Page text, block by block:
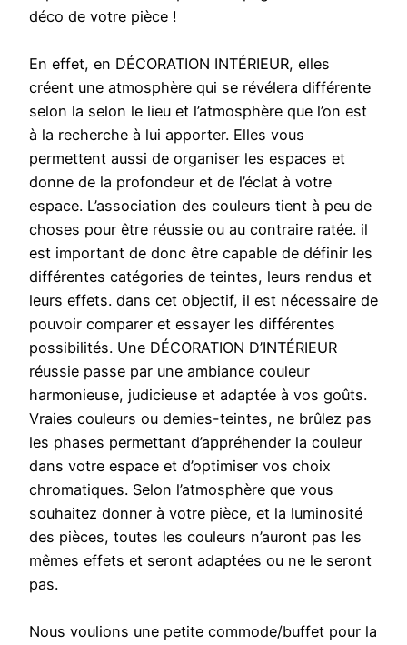
déco de votre pièce !
En effet, en DÉCORATION INTÉRIEUR, elles
créent une atmosphère qui se révélera différente
selon la selon le lieu et l’atmosphère que l’on est
à la recherche à lui apporter. Elles vous
permettent aussi de organiser les espaces et
donne de la profondeur et de l’éclat à votre
espace. L’association des couleurs tient à peu de
choses pour être réussie ou au contraire ratée. il
est important de donc être capable de définir les
différentes catégories de teintes, leurs rendus et
leurs effets. dans cet objectif, il est nécessaire de
pouvoir comparer et essayer les différentes
possibilités. Une DÉCORATION D’INTÉRIEUR
réussie passe par une ambiance couleur
harmonieuse, judicieuse et adaptée à vos goûts.
Vraies couleurs ou demies-teintes, ne brûlez pas
les phases permettant d’appréhender la couleur
dans votre espace et d’optimiser vos choix
chromatiques. Selon l’atmosphère que vous
souhaitez donner à votre pièce, et la luminosité
des pièces, toutes les couleurs n’auront pas les
mêmes effets et seront adaptées ou ne le seront
pas.
Nous voulions une petite commode/buffet pour la